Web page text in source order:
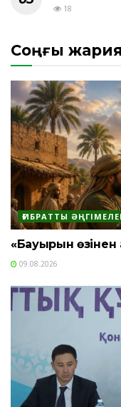
18
Соңғы
ҒИБРАТТЫ
«Бауырын
09.08.2026